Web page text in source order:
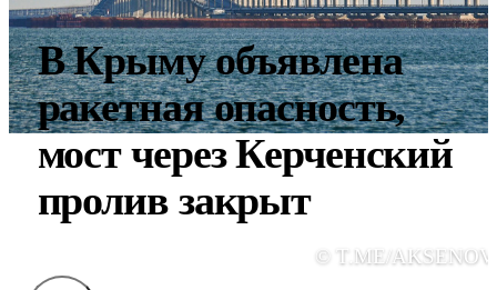
В Крыму объявлена
ракетная опасность,
мост через Керченский
пролив закрыт
© T.ME/